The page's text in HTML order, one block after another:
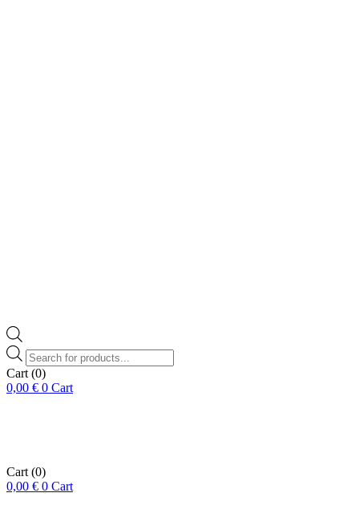
Products
search
Cart (0)
0,00 € 0 Cart
Cart (0)
0,00 € 0 Cart